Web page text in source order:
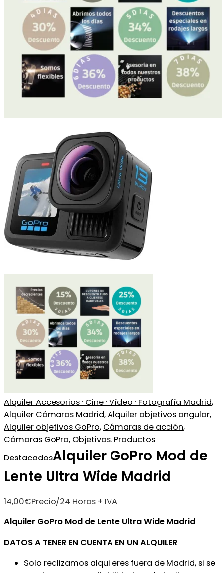
Alquiler Accesorios · Cine · Vídeo · Fotografía Madrid,
Alquiler Cámaras Madrid,Alquiler objetivos angular,
Alquiler objetivos GoPro, Cámaras de acción,
Cámaras GoPro, Objetivos, Productos
DestacadosAlquiler GoPro Mod de
Lente Ultra Wide Madrid
14,00€Precio/24 Horas + IVA
Alquiler GoPro Mod de Lente Ultra Wide Madrid
DATOS A TENER EN CUENTA EN UN ALQUILER
Solo realizamos alquileres fuera de Madrid, si se